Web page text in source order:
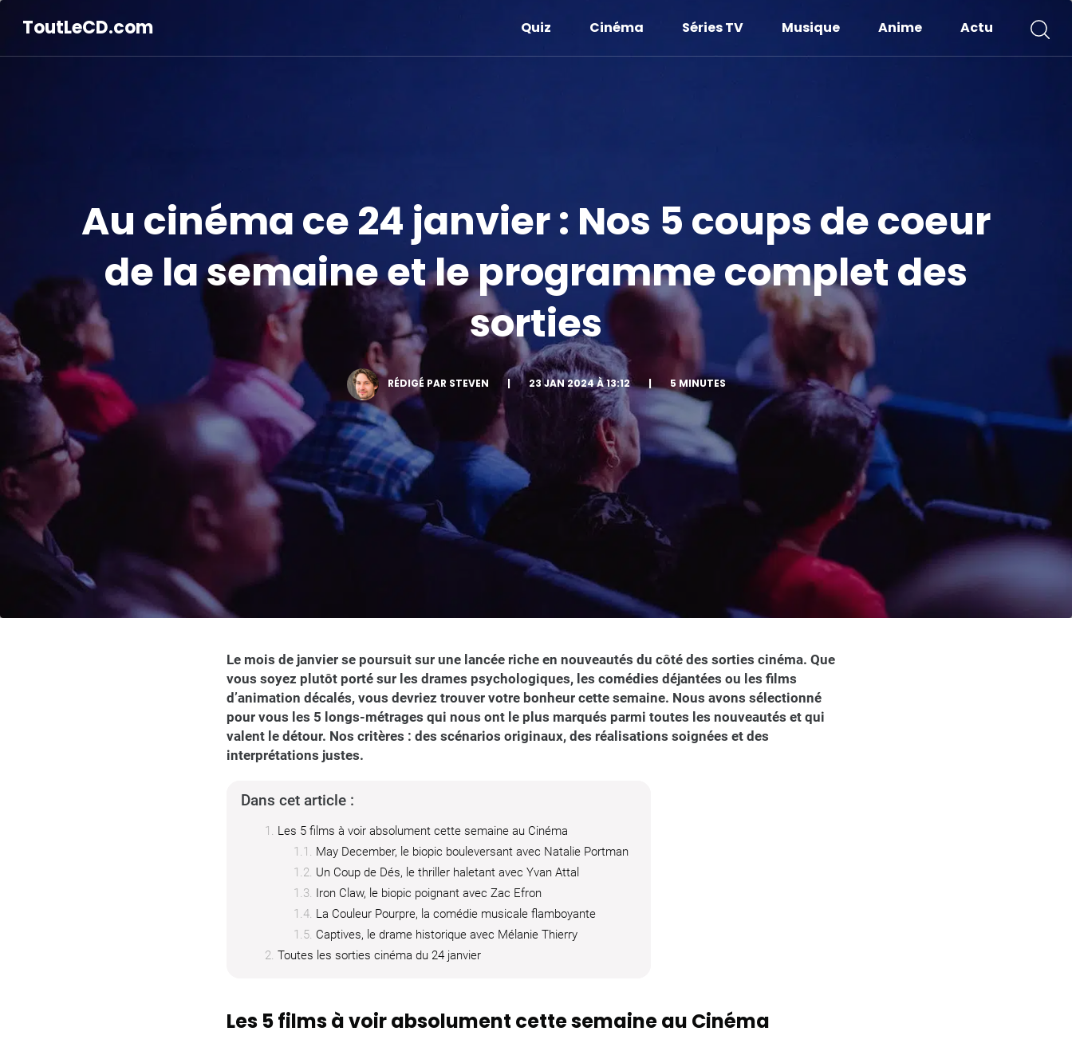
ToutLeCD.com Quiz Cinéma Séries TV Musique Anime Actu
Au cinéma ce 24 janvier : Nos 5 coups de coeur
de la semaine et le programme complet des
sorties
RÉDIGÉ PAR STEVEN | 23 JAN 2024 À 13:12 | 5 MINUTES
Le mois de janvier se poursuit sur une lancée riche en nouveautés du côté des sorties cinéma. Que
vous soyez plutôt porté sur les drames psychologiques, les comédies déjantées ou les films
d’animation décalés, vous devriez trouver votre bonheur cette semaine. Nous avons sélectionné
pour vous les 5 longs-métrages qui nous ont le plus marqués parmi toutes les nouveautés et qui
valent le détour. Nos critères : des scénarios originaux, des réalisations soignées et des
interprétations justes.
Dans cet article :
Les 5 films à voir absolument cette semaine au Cinéma
May December, le biopic bouleversant avec Natalie Portman
Un Coup de Dés, le thriller haletant avec Yvan Attal
Iron Claw, le biopic poignant avec Zac Efron
La Couleur Pourpre, la comédie musicale flamboyante
Captives, le drame historique avec Mélanie Thierry
Toutes les sorties cinéma du 24 janvier
Les 5 films à voir absolument cette semaine au Cinéma